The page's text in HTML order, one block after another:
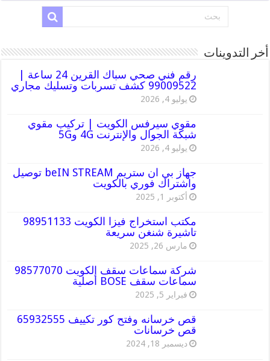
أخر التدوينات
رقم فني صحي سباك القرين 24 ساعة |
99009522 كشف تسربات وتسليك مجاري
يوليو 4, 2026
مقوي سيرفس الكويت | تركيب مقوي
شبكة الجوال والإنترنت 4G و5G
يوليو 4, 2026
جهاز بي ان ستريم beIN STREAM توصيل
واشتراك فوري بالكويت
أكتوبر 1, 2025
مكتب استخراج فيزا الكويت 98951133
تاشيرة شنغن سريعة
مارس 26, 2025
شركة سماعات سقف الكويت 98577070
سماعات سقف BOSE أصلية
فبراير 5, 2025
قص خرسانه وفتح كور تكييف 65932555
قص خرسانات
ديسمبر 18, 2024